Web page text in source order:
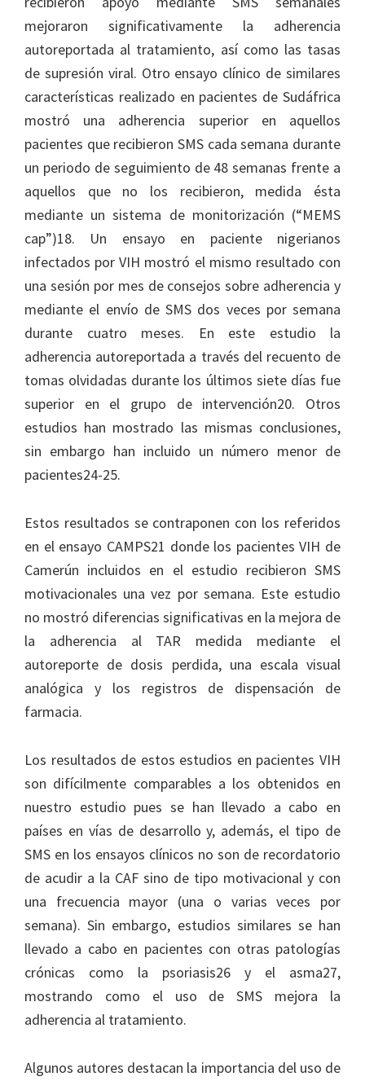
mejoraron significativamente la adherencia
autoreportada al tratamiento, así como las tasas
de supresión viral. Otro ensayo clínico de similares
características realizado en pacientes de Sudáfrica
mostró una adherencia superior en aquellos
pacientes que recibieron SMS cada semana durante
un periodo de seguimiento de 48 semanas frente a
aquellos que no los recibieron, medida ésta
mediante un sistema de monitorización (“MEMS
cap”)18. Un ensayo en paciente nigerianos
infectados por VIH mostró el mismo resultado con
una sesión por mes de consejos sobre adherencia y
mediante el envío de SMS dos veces por semana
durante cuatro meses. En este estudio la
adherencia autoreportada a través del recuento de
tomas olvidadas durante los últimos siete días fue
superior en el grupo de intervención20. Otros
estudios han mostrado las mismas conclusiones,
sin embargo han incluido un número menor de
pacientes24-25.
Estos resultados se contraponen con los referidos
en el ensayo CAMPS21 donde los pacientes VIH de
Camerún incluidos en el estudio recibieron SMS
motivacionales una vez por semana. Este estudio
no mostró diferencias significativas en la mejora de
la adherencia al TAR medida mediante el
autoreporte de dosis perdida, una escala visual
analógica y los registros de dispensación de
farmacia.
Los resultados de estos estudios en pacientes VIH
son difícilmente comparables a los obtenidos en
nuestro estudio pues se han llevado a cabo en
países en vías de desarrollo y, además, el tipo de
SMS en los ensayos clínicos no son de recordatorio
de acudir a la CAF sino de tipo motivacional y con
una frecuencia mayor (una o varias veces por
semana). Sin embargo, estudios similares se han
llevado a cabo en pacientes con otras patologías
crónicas como la psoriasis26 y el asma27,
mostrando como el uso de SMS mejora la
adherencia al tratamiento.
Algunos autores destacan la importancia del uso de